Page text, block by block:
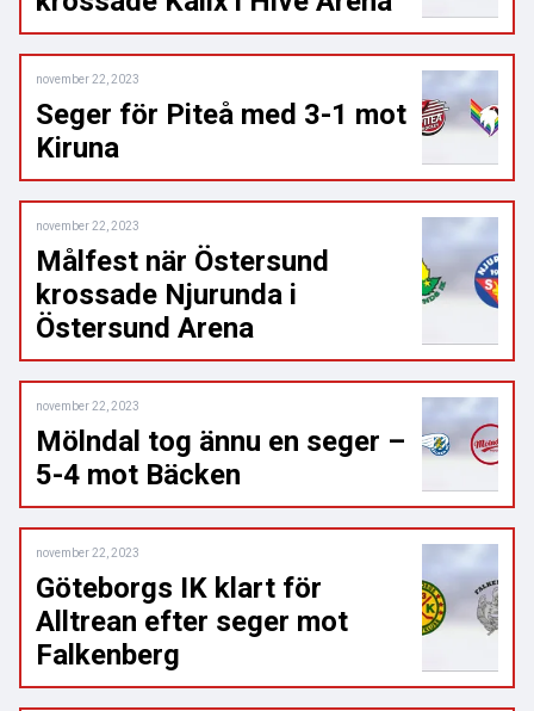
november 22, 2023
Seger för Piteå med 3-1 mot
Kiruna
november 22, 2023
Målfest när Östersund
krossade Njurunda i
Östersund Arena
november 22, 2023
Mölndal tog ännu en seger –
5-4 mot Bäcken
november 22, 2023
Göteborgs IK klart för
Alltrean efter seger mot
Falkenberg